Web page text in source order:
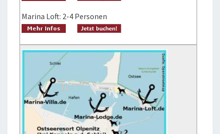
Marina Loft: 2-4 Personen